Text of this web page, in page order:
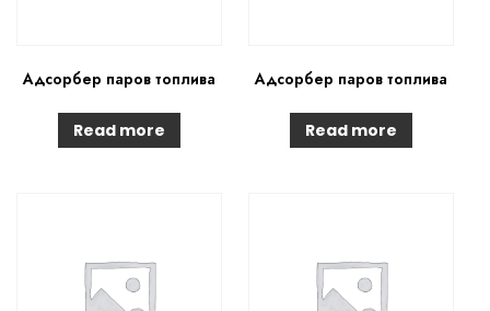
Адсорбер паров топлива
Read more
Адсорбер паров топлива
Read more